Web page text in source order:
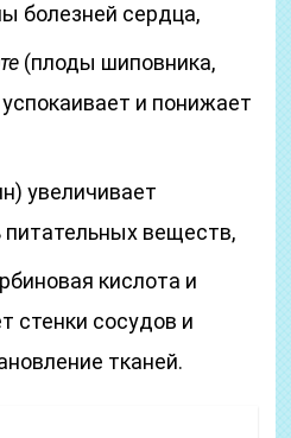
болезней сердца,
(плоды шиповника,
и понижает
увеличивает
веществ,
кислота и
стенки сосудов и
тканей.